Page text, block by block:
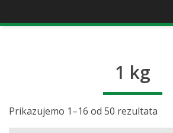
1 kg
Prikazujemo 1–16 od 50 rezultata